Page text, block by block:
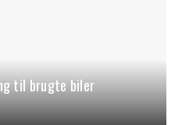
til brugte biler